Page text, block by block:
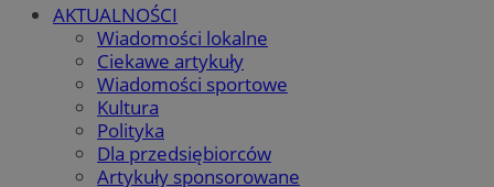
AKTUALNOŚCI
Wiadomości lokalne
Ciekawe artykuły
Wiadomości sportowe
Kultura
Polityka
Dla przedsiębiorców
Artykuły sponsorowane